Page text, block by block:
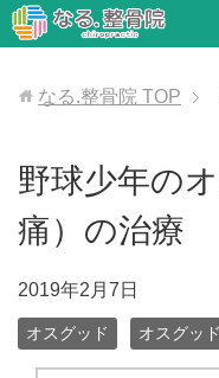
なる.整骨院 TOP
野球少年の
痛）の治療
2019年2月7日
オスグッド オスグッ